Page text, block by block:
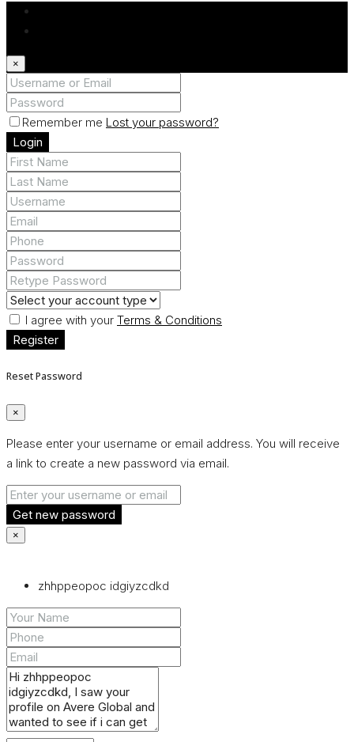
×
Remember me Lost your password?
Login
I agree with your Terms & Conditions
Register
Reset Password
×
Please enter your username or email address. You will receive
a link to create a new password via email.
Get new password
×
zhhppeopoc idgiyzcdkd